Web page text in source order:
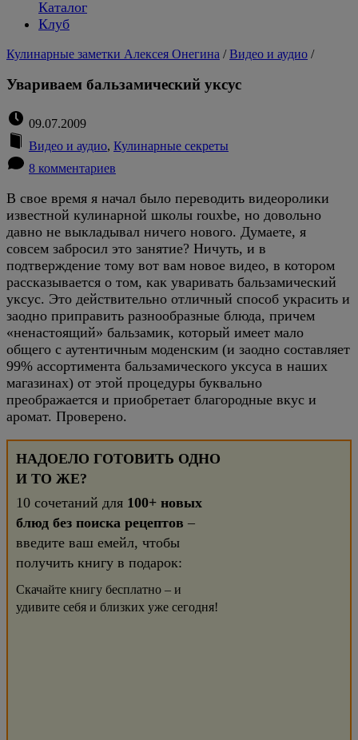
Каталог
Клуб
Кулинарные заметки Алексея Онегина /Видео и аудио /
Увариваем бальзамический уксус
09.07.2009
Видео и аудио, Кулинарные секреты
8 комментариев
В свое время я начал было переводить видеоролики
известной кулинарной школы rouxbe, но довольно
давно не выкладывал ничего нового. Думаете, я
совсем забросил это занятие? Ничуть, и в
подтверждение тому вот вам новое видео, в котором
рассказывается о том, как уваривать бальзамический
уксус. Это действительно отличный способ украсить и
заодно приправить разнообразные блюда, причем
«ненастоящий» бальзамик, который имеет мало
общего с аутентичным моденским (и заодно составляет
99% ассортимента бальзамического уксуса в наших
магазинах) от этой процедуры буквально
преображается и приобретает благородные вкус и
аромат. Проверено.
НАДОЕЛО ГОТОВИТЬ ОДНО
И ТО ЖЕ?
10 сочетаний для 100+ новых
блюд без поиска рецептов –
введите ваш емейл, чтобы
получить книгу в подарок:
Скачайте книгу бесплатно – и
удивите себя и близких уже сегодня!